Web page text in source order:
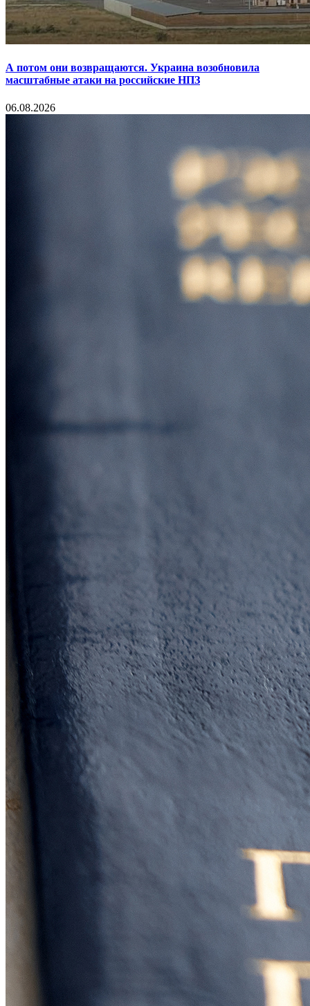
А потом они возвращаются. Украина возобновила
масштабные атаки на российские НПЗ
06.08.2026